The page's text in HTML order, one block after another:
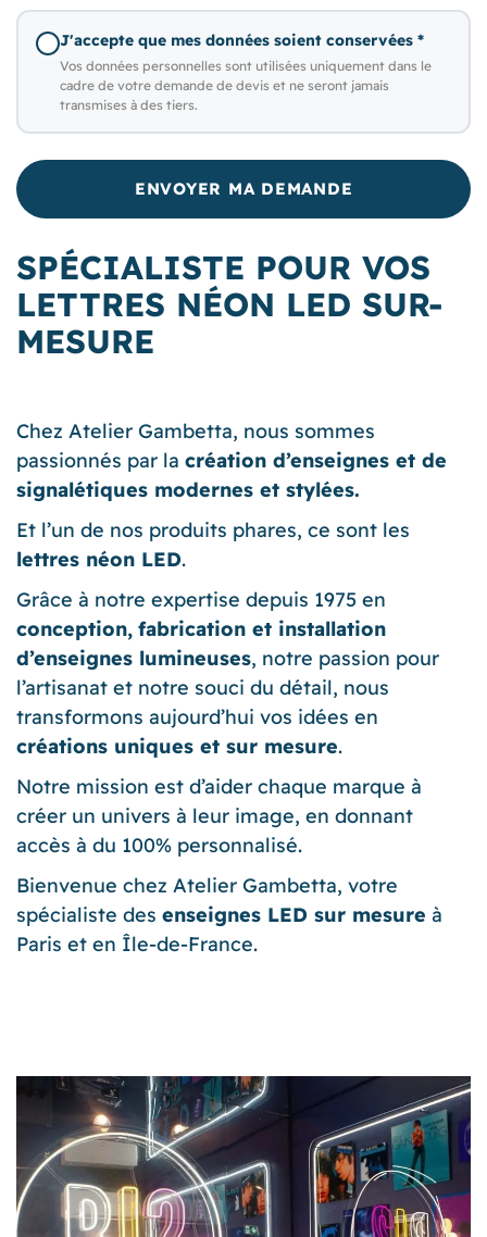
J'accepte que mes données soient conservées *
Vos données personnelles sont utilisées uniquement dans le
cadre de votre demande de devis et ne seront jamais
transmises à des tiers.
ENVOYER MA DEMANDE
SPÉCIALISTE POUR VOS
LETTRES NÉON LED SUR-
MESURE
Chez Atelier Gambetta, nous sommes
passionnés par la création d’enseignes et de
signalétiques modernes et stylées.
Et l’un de nos produits phares, ce sont les
lettres néon LED.
Grâce à notre expertise depuis 1975 en
conception, fabrication et installation
d’enseignes lumineuses, notre passion pour
l’artisanat et notre souci du détail, nous
transformons aujourd’hui vos idées en
créations uniques et sur mesure.
Notre mission est d’aider chaque marque à
créer un univers à leur image, en donnant
accès à du 100% personnalisé.
Bienvenue chez Atelier Gambetta, votre
spécialiste des enseignes LED sur mesure à
Paris et en Île-de-France.